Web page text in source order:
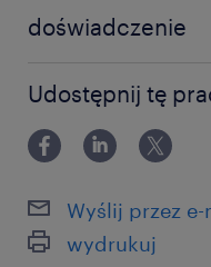
doświadczenie
Udostępnij tę
Wyślij przez e-
wydrukuj